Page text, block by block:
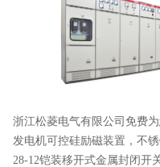
浙江松菱电气有限公司免费
发电机可控硅励磁装置 ，不
28-12铠装移开式金属封闭开